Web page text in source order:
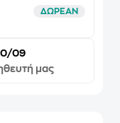
ΔΩΡΕΑΝ
09
μας